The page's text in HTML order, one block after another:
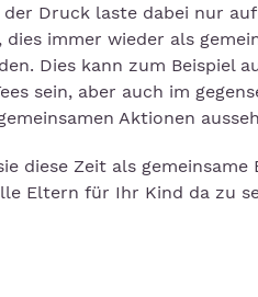
Druck laste dabei nur
immer wieder als
Dies kann zum
sein, aber auch im
Aktionen
diese Zeit als
Eltern für Ihr Kind da zu